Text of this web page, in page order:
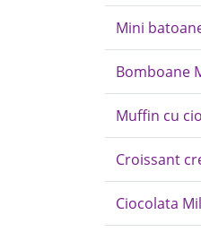
Mini
Bomboane
Muffin cu
Croissant
Ciocolata